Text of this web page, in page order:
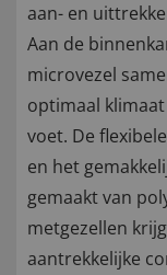
aan- en
Aan de
microvezel
optimaal
voet. De
en het
gemaakt van
metgezellen
aantrekkelijke